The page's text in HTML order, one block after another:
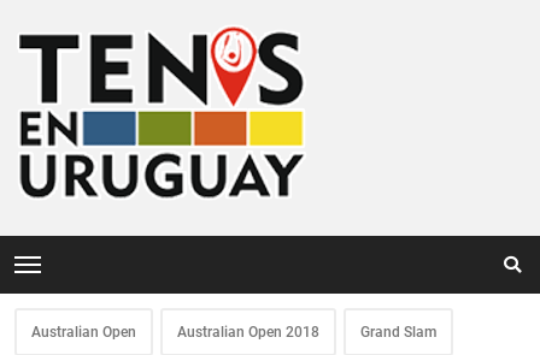
Australian Open Australian Open 2018 Grand Slam